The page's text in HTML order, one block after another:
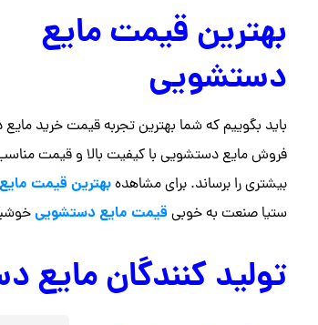
بهترین قیمت مایع
دستشویی
باید بگوییم که شما بهترین تجربه قیمت خرید
فروش مایع دستشویی با کیفیت بالا و قیمت
بیشتری را برساند. برای مشاهدهبهترین قیمت
ستیا صنعت به خوبی قیمت مایع دستشویی
تولید کنندگان مایع